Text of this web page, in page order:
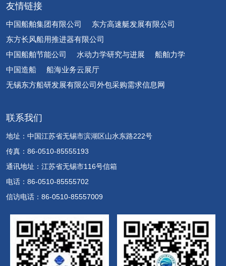
友情链接
中国船舶集团有限公司
东方高速艇发展有限公司
东方长风船用推进器有限公司
中国船舶节能公司
水动力学研究与进展
船舶力学
中国造船
船海业务云展厅
无锡东方船研发展有限公司外包采购需求信息网
联系我们
地址：中国江苏省无锡市滨湖区山水东路222号
传真：86-0510-85555193
通讯地址：江苏省无锡市116号信箱
电话：86-0510-85555702
信访电话：86-0510-85557009